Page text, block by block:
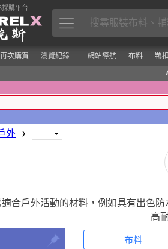
購平台
再次購買 瀏覽紀錄 網站導航 布料 羈扣
外 ›
合戶外活動的材料，例如具有出色
高
布料